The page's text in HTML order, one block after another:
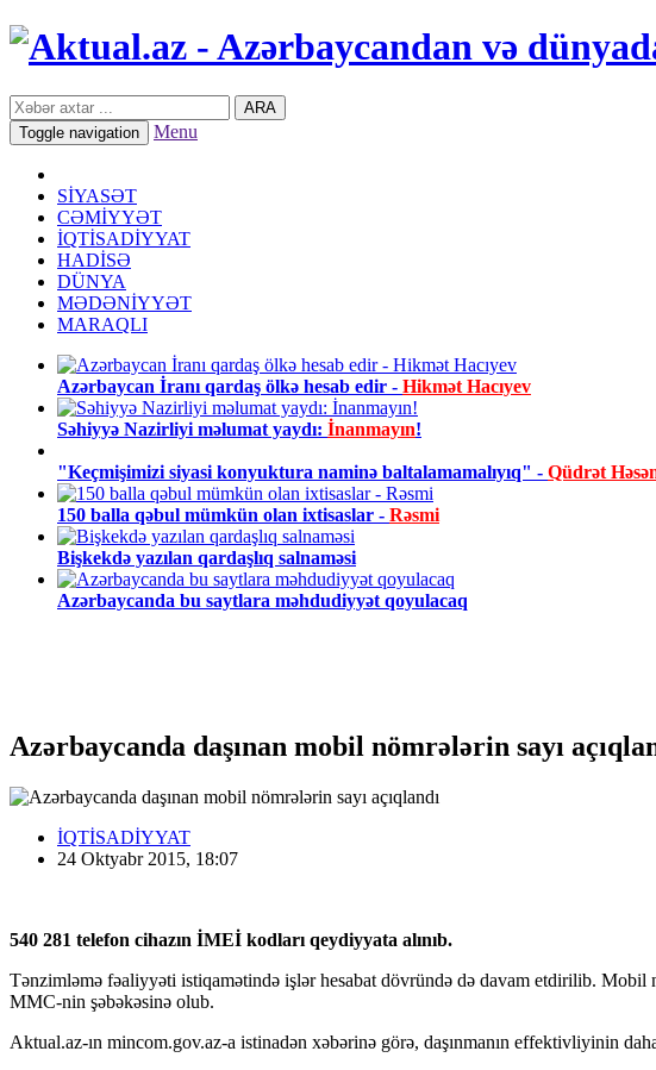
ARA
Toggle navigation
Menu
SİYASƏT
CƏMİYYƏT
İQTİSADİYYAT
HADİSƏ
DÜNYA
MƏDƏNİYYƏT
MARAQLI
Azərbaycan İranı qardaş ölkə hesab edir - Hikmət Hacıyev
Səhiyyə Nazirliyi məlumat yaydı: İnanmayın!
"Keçmişimizi siyasi konyuktura naminə baltalamamalıyıq" - Qüdrət
150 balla qəbul mümkün olan ixtisaslar - Rəsmi
Bişkekdə yazılan qardaşlıq salnaməsi
Azərbaycanda bu saytlara məhdudiyyət qoyulacaq
Azərbaycanda daşınan mobil nömrələrin sayı
İQTİSADİYYAT
24 Oktyabr 2015, 18:07
540 281 telefon cihazın İMEİ kodları qeydiyyata alınıb.
Tənzimləmə fəaliyyəti istiqamətində işlər hesabat dövründə də davam etdirilib. Mobil
MMC-nin şəbəkəsinə olub.
Aktual.az-ın mincom.gov.az-a istinadən xəbərinə görə, daşınmanın effektivliyinin